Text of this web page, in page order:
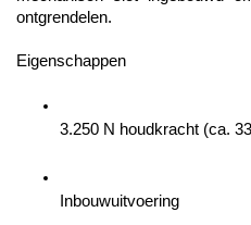
ontgrendelen.
Eigenschappen
3.250 N houdkracht (ca.
Inbouwuitvoering